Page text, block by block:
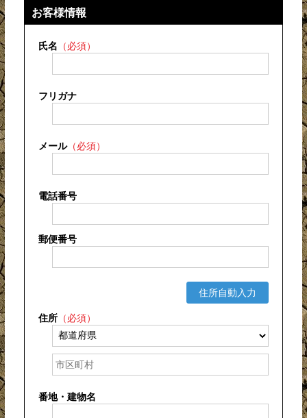
お客様情報
氏名 （必須）
フリガナ
メール（必須）
電話番号
郵便番号
住所自動入力
住所（必須）
番地・建物名